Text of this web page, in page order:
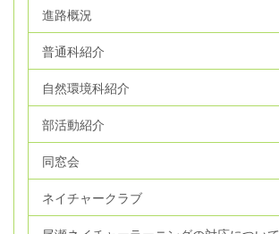
進路概況
普通科紹介
自然環境科紹介
部活動紹介
同窓会
ネイチャークラブ